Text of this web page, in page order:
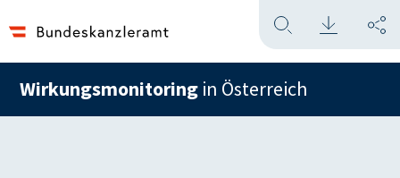
Wirkungsmonitoring in Österreich